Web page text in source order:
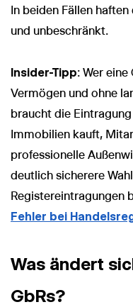
In beiden Fällen
und unbeschränkt.
Insider-Tipp: Wer
Vermögen und ohne
braucht die
Immobilien kauft,
professionelle
deutlich sicherere
Registereintragungen
Fehler bei
Was ändert
GbRs?